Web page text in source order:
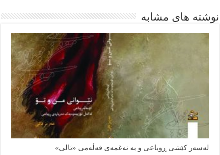
نوشته های مشابه
لەسەر کێشی ڕوباعی و به نەغمەی قەڵەمی «ئالی»